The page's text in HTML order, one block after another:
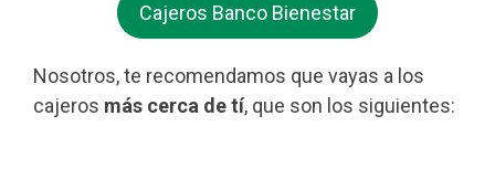
Cajeros Banco Bienestar
Nosotros, te recomendamos que vayas a los
cajeros más cerca de tí, que son los siguientes: